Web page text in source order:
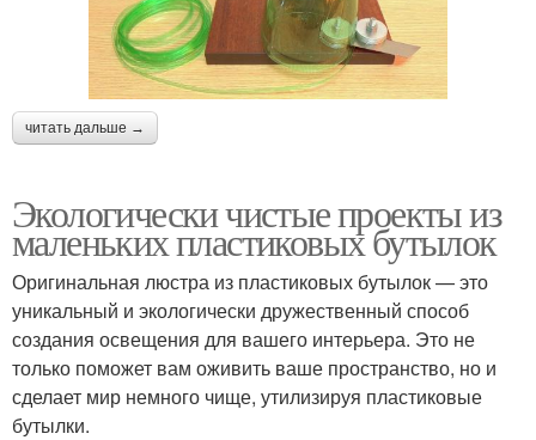
читать дальше →
Экологически чистые проекты из
маленьких пластиковых бутылок
Оригинальная люстра из пластиковых бутылок — это
уникальный и экологически дружественный способ
создания освещения для вашего интерьера. Это не
только поможет вам оживить ваше пространство, но и
сделает мир немного чище, утилизируя пластиковые
бутылки.